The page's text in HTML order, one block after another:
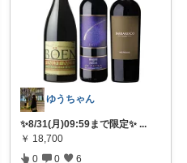
ゆうちゃん
✨8/31(月)09:59まで限定✨ ...
￥ 18,700
0 0 6